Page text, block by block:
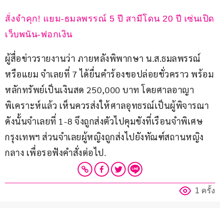
สั่งจำคุก! แยม-ธมลพรรณ์ 5 ปี สามีโดน 20 ปี เซ่นเปิด
เว็บพนัน-ฟอกเงิน
ผู้สื่อข่าวรายงานว่า ภายหลังพิพากษา น.ส.ธมลพรรณ์
หรือแยม จำเลยที่ 7 ได้ยื่นคำร้องขอปล่อยชั่วคราว พร้อม
หลักทรัพย์เป็นเงินสด 250,000 บาท โดยศาลอาญา
พิเคราะห์แล้ว เห็นควรส่งให้ศาลอุทธรณ์เป็นผู้พิจารณา
ดังนั้นจำเลยที่ 1-8 จึงถูกส่งตัวไปคุมขังที่เรือนจำพิเศษ
กรุงเทพฯ ส่วนจำเลยผู้หญิงถูกส่งไปยังทัณฑ์สถานหญิง
กลาง เพื่อรอฟังคำสั่งต่อไป.
1 ครั้ง